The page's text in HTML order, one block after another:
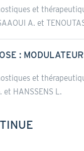
et
A. et
:
et
et HANSSENS L.